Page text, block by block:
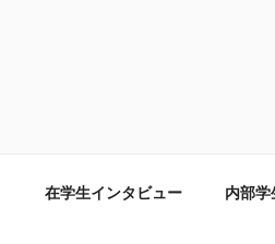
在学生インタビュー 内部学